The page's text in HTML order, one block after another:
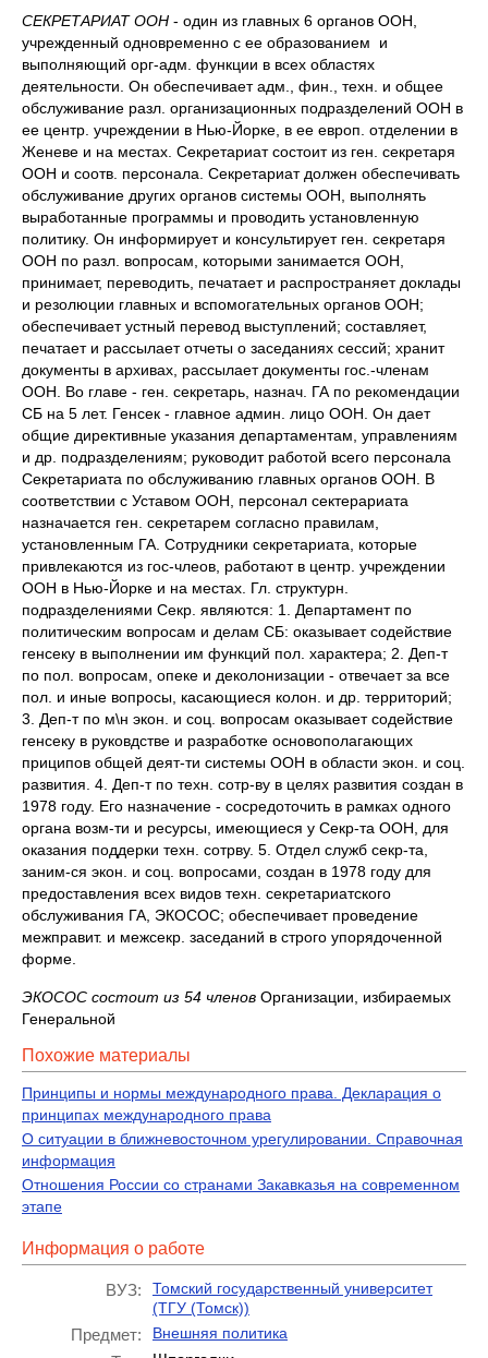
СЕКРЕТАРИАТ ООН - один из главных 6 органов ООН,
учрежденный одновременно с ее образованием и
выполняющий орг-адм. функции в всех областях
деятельности. Он обеспечивает адм., фин., техн. и общее
обслуживание разл. организационных подразделений ООН в
ее центр. учреждении в Нью-Йорке, в ее европ. отделении в
Женеве и на местах. Секретариат состоит из ген. секретаря
ООН и соотв. персонала. Секретариат должен обеспечивать
обслуживание других органов системы ООН, выполнять
выработанные программы и проводить установленную
политику. Он информирует и консультирует ген. секретаря
ООН по разл. вопросам, которыми занимается ООН,
принимает, переводить, печатает и распространяет доклады
и резолюции главных и вспомогательных органов ООН;
обеспечивает устный перевод выступлений; составляет,
печатает и рассылает отчеты о заседаниях сессий; хранит
документы в архивах, рассылает документы гос.-членам
ООН. Во главе - ген. секретарь, назнач. ГА по рекомендации
СБ на 5 лет. Генсек - главное админ. лицо ООН. Он дает
общие директивные указания департаментам, управлениям
и др. подразделениям; руководит работой всего персонала
Секретариата по обслуживанию главных органов ООН. В
соответствии с Уставом ООН, персонал сектерариата
назначается ген. секретарем согласно правилам,
установленным ГА. Сотрудники секретариата, которые
привлекаются из гос-члеов, работают в центр. учреждении
ООН в Нью-Йорке и на местах. Гл. структурн.
подразделениями Секр. являются: 1. Департамент по
политическим вопросам и делам СБ: оказывает содействие
генсеку в выполнении им функций пол. характера; 2. Деп-т
по пол. вопросам, опеке и деколонизации - отвечает за все
пол. и иные вопросы, касающиеся колон. и др. территорий;
3. Деп-т по м\н экон. и соц. вопросам оказывает содействие
генсеку в руковдстве и разработке основополагающих
приципов общей деят-ти системы ООН в области экон. и соц.
развития. 4. Деп-т по техн. сотр-ву в целях развития создан в
1978 году. Его назначение - сосредоточить в рамках одного
органа возм-ти и ресурсы, имеющиеся у Секр-та ООН, для
оказания поддерки техн. сотрву. 5. Отдел служб секр-та,
заним-ся экон. и соц. вопросами, создан в 1978 году для
предоставления всех видов техн. секретариатского
обслуживания ГА, ЭКОСОС; обеспечивает проведение
межправит. и межсекр. заседаний в строго упорядоченной
форме.
ЭКОСОС состоит из 54 членов Организации, избираемых
Генеральной
Похожие материалы
Принципы и нормы международного права. Декларация о
принципах международного права
О ситуации в ближневосточном урегулировании. Справочная
информация
Отношения России со странами Закавказья на современном
этапе
Информация о работе
ВУЗ:
Томский государственный университет
(ТГУ (Томск))
Предмет: Внешняя политика